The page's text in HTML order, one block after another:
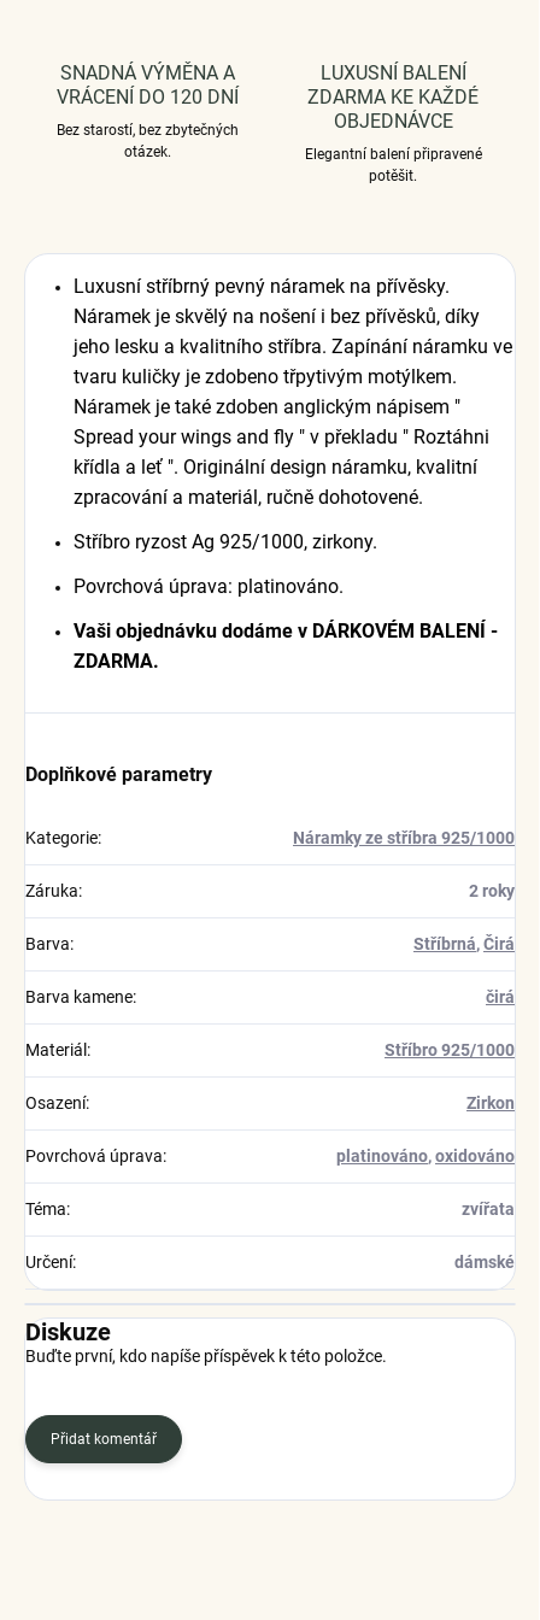
SNADNÁ VÝMĚNA A
VRÁCENÍ DO 120 DNÍ
Bez starostí, bez zbytečných
otázek.
LUXUSNÍ BALENÍ
ZDARMA KE KAŽDÉ
OBJEDNÁVCE
Elegantní balení připravené
potěšit.
Luxusní stříbrný pevný náramek na přívěsky.
Náramek je skvělý na nošení i bez přívěsků, díky
jeho lesku a kvalitního stříbra. Zapínání náramku ve
tvaru kuličky je zdobeno třpytivým motýlkem.
Náramek je také zdoben anglickým nápisem "
Spread your wings and fly " v překladu " Roztáhni
křídla a leť ". Originální design náramku, kvalitní
zpracování a materiál, ručně dohotovené.
Stříbro ryzost Ag 925/1000, zirkony.
Povrchová úprava: platinováno.
Vaši objednávku dodáme v DÁRKOVÉM BALENÍ -
ZDARMA.
Doplňkové parametry
Kategorie: Náramky ze stříbra 925/1000
Záruka: 2 roky
Barva: Stříbrná,Čirá
Barva kamene: čirá
Materiál : Stříbro 925/1000
Osazení: Zirkon
Povrchová úprava: platinováno,oxidováno
Téma: zvířata
Určení: dámské
Diskuze
Buďte první, kdo napíše příspěvek k této položce.
Přidat komentář